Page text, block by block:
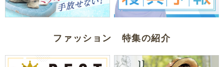
ファッション 特集の紹介